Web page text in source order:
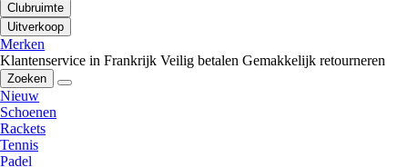
Clubruimte
Uitverkoop
Merken
Klantenservice in Frankrijk Veilig betalen Gemakkelijk retourneren
Zoeken
Nieuw
Schoenen
Rackets
Tennis
Padel